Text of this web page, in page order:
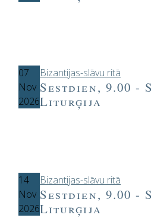
07
Nov
2026
Bizantijas-slāvu ritā
Sestdien, 9.00 -
Liturģija
14
Nov
2026
Bizantijas-slāvu ritā
Sestdien, 9.00 -
Liturģija